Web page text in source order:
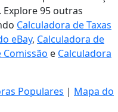
. Explore 95 outras
Calculadora de Taxas
eBay, Calculadora de
Comissão e Calculadora
Populares | Mapa do